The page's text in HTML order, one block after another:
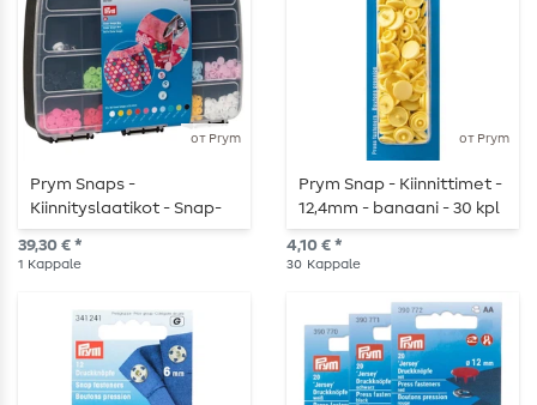
от Prym
Prym Snaps -
Kiinnityslaatikot - Snap-
kiinnikkeet laatikko
39,30 € *
1 Kappale
от Prym
Prym Snap - Kiinnittimet -
12,4mm - banaani - 30 kpl
4,10 € *
30 Kappale